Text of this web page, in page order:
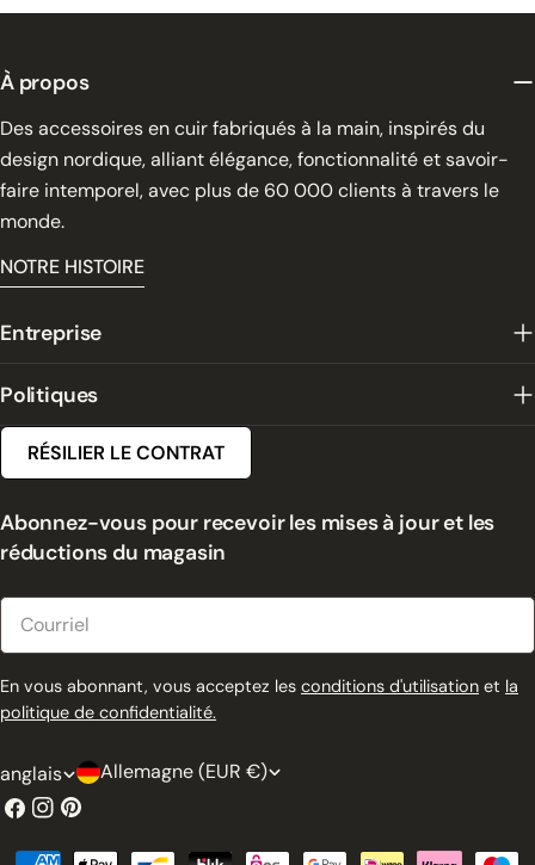
À propos
Des accessoires en cuir fabriqués à la main, inspirés du
design nordique, alliant élégance, fonctionnalité et savoir-
faire intemporel, avec plus de 60 000 clients à travers le
monde.
NOTRE HISTOIRE
Entreprise
Politiques
Abonnez-vous pour recevoir les mises à jour et les
réductions du magasin
En vous abonnant, vous acceptez les conditions d'utilisation et la
politique de confidentialité.
RÉSILIER LE CONTRAT
L
a
n
anglais P
a
y
Allemagne (EUR €)
Facebook
Instagram
Pinterest